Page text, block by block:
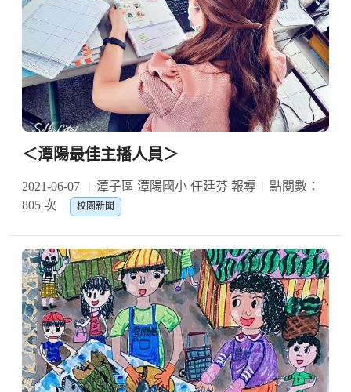
＜潭陽最佳主播人員＞
2021-06-07 潭子區 潭陽國小 任廷芬 報導
點閱數：
805 次
校園新聞